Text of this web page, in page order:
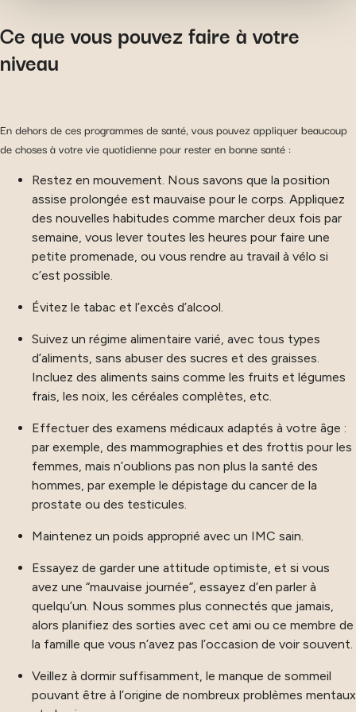
visiteurs et en comprenant comment vous arrivez sur
notre site. Proposer des offres et services personnalisés
et en suivre les performances. Partager des informations
Ce que vous pouvez faire à votre
niveau
En dehors de ces programmes de santé, vous pouvez appliquer beaucoup
de choses à votre vie quotidienne pour rester en bonne santé :
Restez en mouvement. Nous savons que la position
assise prolongée est mauvaise pour le corps. Appliquez
des nouvelles habitudes comme marcher deux fois par
semaine, vous lever toutes les heures pour faire une
petite promenade, ou vous rendre au travail à vélo si
c’est possible.
Évitez le tabac et l’excès d’alcool.
Suivez un régime alimentaire varié, avec tous types
d’aliments, sans abuser des sucres et des graisses.
Incluez des aliments sains comme les fruits et légumes
frais, les noix, les céréales complètes, etc.
Effectuer des examens médicaux adaptés à votre âge :
par exemple, des mammographies et des frottis pour les
femmes, mais n’oublions pas non plus la santé des
hommes, par exemple le dépistage du cancer de la
prostate ou des testicules.
Maintenez un poids approprié avec un IMC sain.
Essayez de garder une attitude optimiste, et si vous
avez une “mauvaise journée”, essayez d’en parler à
quelqu’un. Nous sommes plus connectés que jamais,
alors planifiez des sorties avec cet ami ou ce membre de
la famille que vous n’avez pas l’occasion de voir souvent.
Veillez à dormir suffisamment, le manque de sommeil
pouvant être à l’origine de nombreux problèmes mentaux